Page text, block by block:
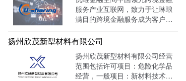
化的保护手段，致力于服务专
利、商标、版权、保护及诉讼等
服务产业互联网，致力于让琳琅
满目的跨境金融服务成为客户触
量达 139128W+
扬州欣茂新型材料有限公司
扬州欣茂新型材料有限公司经营
范围包括许可项目：危险化学品
经营，一般项目：新材料技术研